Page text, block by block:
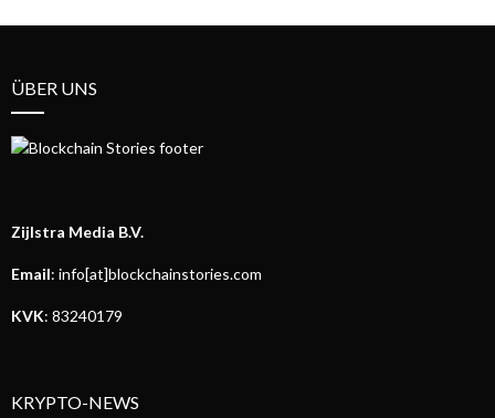
ÜBER UNS
Zijlstra Media B.V.
Email: info[at]blockchainstories.com
KVK: 83240179
KRYPTO-NEWS